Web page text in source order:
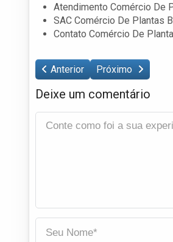
Atendimento Comércio De
SAC Comércio De Plantas
Contato Comércio De
Anterior Próximo
Deixe um comentário